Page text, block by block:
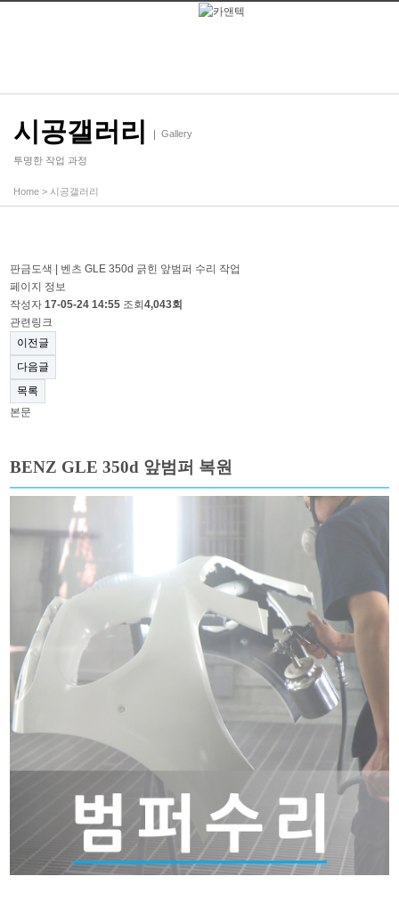
시공갤러리 Gallery
투명한 작업 과정
Home > 시공갤러리
판금도색 | 벤츠 GLE 350d 긁힌 앞범퍼 수리 작업
페이지 정보
작성자17-05-24 14:55 조회4,043회
관련링크
이전글
다음글
목록
본문
BENZ GLE 350d 앞범퍼 복원